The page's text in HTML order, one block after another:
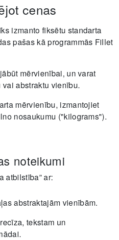
cenas
izmanto fiksētu standarta
pašas kā programmās Fillet
mērvienībai, un varat
abstraktu vienību.
mērvienību, izmantojiet
nosaukumu ("kilograms").
noteikumi
atbilstība” ar:
abstraktajām vienībām.
tekstam un